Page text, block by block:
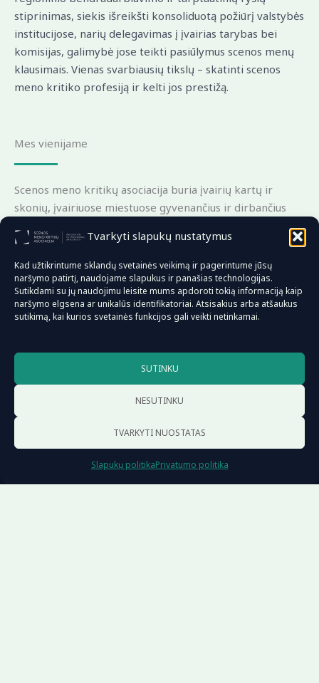
Tvarkyti slapukų nustatymus
Kad užtikrintume sklandų svetainės veikimą ir pagerintume jūsų
naršymo patirtį, naudojame slapukus ir panašias technologijas.
Sutikdami su jų naudojimu leisite mums apdoroti tokią informaciją kaip
naršymo elgsena ar unikalūs identifikatoriai. Atsisakius arba atšaukus
sutikimą, kai kurios svetainės funkcijos gali veikti netinkamai.
SUTINKU
NESUTINKU
TVARKYTI NUOSTATAS
Slapukų politikaPrivatumo politika
stiprinimas, siekis išreikšti konsoliduotą požiūrį valstybės
institucijose, narių delegavimas į įvairias tarybas bei
komisijas, galimybė jose teikti pasiūlymus scenos menų
klausimais. Vienas svarbiausių tikslų – skatinti scenos
meno kritiko profesiją ir kelti jos prestižą.
Mes vienijame
Scenos meno kritikų asociacija buria įvairių kartų ir
skonių, įvairiuose miestuose gyvenančius ir dirbančius
šalyje teikiamų premijų laureatai, kritikai, rašantys
daugiau kaip pusę amžiaus, bet ir tie, kurių pirmas
rašinys pasirodė prieš penketą metų. Sąrašas
atnaujinamas kasmet, nes narių vis daugėja.
Parama 1,2%